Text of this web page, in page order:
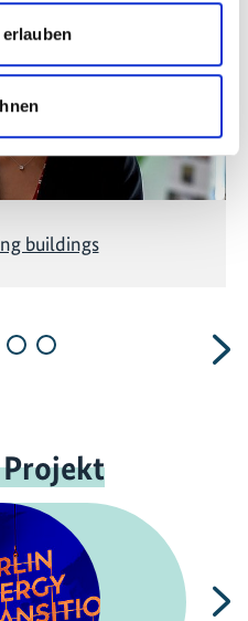
und das Video
buildings